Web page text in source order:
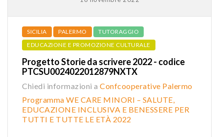
SICILIA PALERMO
TUTORAGGIO
EDUCAZIONE E PROMOZIONE CULTURALE
Progetto Storie da scrivere 2022 - codice
PTCSU0024022012879NXTX
Chiedi informazioni a Confcooperative Palermo
Programma WE CARE MINORI – SALUTE,
EDUCAZIONE INCLUSIVA E BENESSERE PER
TUTTI E TUTTE LE ETÀ 2022